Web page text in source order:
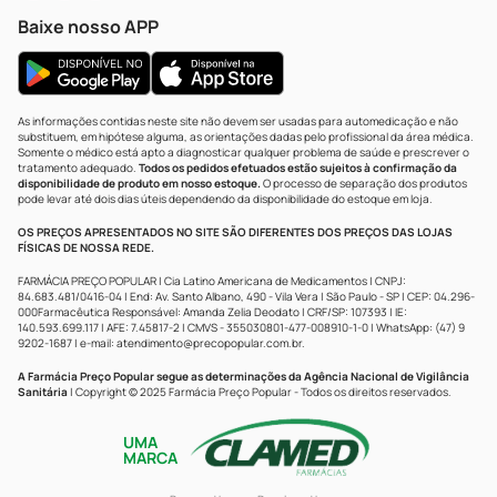
Baixe nosso APP
As informações contidas neste site não devem ser usadas para automedicação e não
substituem, em hipótese alguma, as orientações dadas pelo profissional da área médica.
Somente o médico está apto a diagnosticar qualquer problema de saúde e prescrever o
tratamento adequado. Todos os pedidos efetuados estão sujeitos à confirmação da
disponibilidade de produto em nosso estoque.O processo de separação dos produtos
pode levar até dois dias úteis dependendo da disponibilidade do estoque em loja.
OS PREÇOS APRESENTADOS NO SITE SÃO DIFERENTES DOS PREÇOS DAS LOJAS
FÍSICAS DE NOSSA REDE.
FARMÁCIA PREÇO POPULAR | Cia Latino Americana de Medicamentos | CNPJ:
84.683.481/0416-04 | End: Av. Santo Albano, 490 - Vila Vera | São Paulo - SP | CEP: 04.296-
000Farmacêutica Responsável: Amanda Zelia Deodato | CRF/SP: 107393 | IE:
140.593.699.117 | AFE: 7.45817-2 | CMVS - 355030801-477-008910-1-0 | WhatsApp: (47) 9
9202-1687 | e-mail: atendimento@precopopular.com.br.
A Farmácia Preço Popular segue as determinações da Agência Nacional de Vigilância
Sanitária | Copyright © 2025 Farmácia Preço Popular - Todos os direitos reservados.
UMA
MARCA